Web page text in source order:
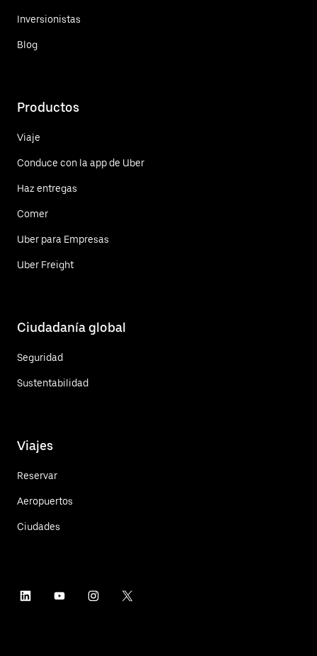
Inversionistas
Blog
Productos
Viaje
Conduce con la app de Uber
Haz entregas
Comer
Uber para Empresas
Uber Freight
Ciudadanía global
Seguridad
Sustentabilidad
Viajes
Reservar
Aeropuertos
Ciudades